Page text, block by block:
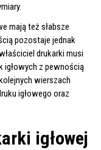
mają też słabsze
pozostaje jednak
drukarki musi
igłowych z pewnością
wierszach
igłowego oraz
igłowej